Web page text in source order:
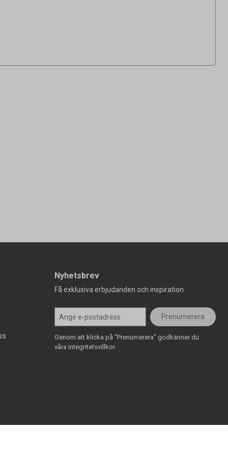
Nyhetsbrev
Få exklusiva erbjudanden och inspiration
Prenumerera
Genom att klicka på "Prenumerera" godkänner du
våra integritetsvillkor.